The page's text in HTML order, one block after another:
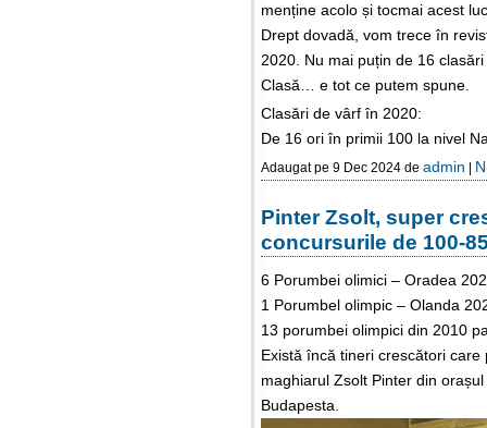
menține acolo și tocmai acest
Drept dovadă, vom trece în
2020. Nu mai puțin de 16
Clasă… e tot ce putem spune.
Clasări de vârf în 2020:
De 16 ori în primii 100 la nivel
Adaugat pe 9 Dec 2024 de admin |
Pinter Zsolt, super
concursurile de 100-
6 Porumbei olimici – Oradea
1 Porumbel olimpic – Olanda
13 porumbei olimpici din 2010
Există încă tineri crescători
maghiarul Zsolt Pinter din
Budapesta.